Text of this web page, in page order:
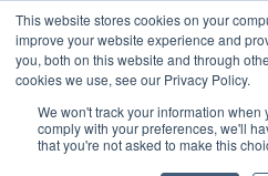
This website stores cookies on your
improve your website experience and
you, both on this website and through
cookies we use, see our Privacy Policy.
We won't track your information when
comply with your preferences, we'll
that you're not asked to make this
Facebook